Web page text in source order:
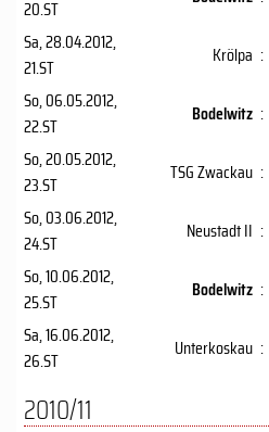
20.ST
Sa, 28.04.2012,
21.ST
Krölpa :
So, 06.05.2012,
22.ST
Bodelwitz :
So, 20.05.2012,
23.ST
TSG Zwackau :
So, 03.06.2012,
24.ST
Neustadt II :
So, 10.06.2012,
25.ST
Bodelwitz :
Sa, 16.06.2012,
26.ST
Unterkoskau :
2010/11